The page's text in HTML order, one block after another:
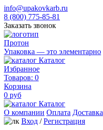
info@upakovkarb.ru
8 (800) 775-85-81
Заказать звонок
Протон
Упаковка — это элементарно
Каталог
Избранное
Товаров: 0
Корзина
0 руб
Каталог
О компании Оплата Доставка
Вход / Регистрация